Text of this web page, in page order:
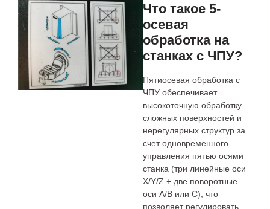
Что такое 5-
осевая
обработка на
станках с ЧПУ?
Пятиосевая обработка с
ЧПУ обеспечивает
высокоточную обработку
сложных поверхностей и
нерегулярных структур за
счет одновременного
управления пятью осями
станка (три линейные оси
X/Y/Z + две поворотные
оси A/B или C), что
позволяет регулировать